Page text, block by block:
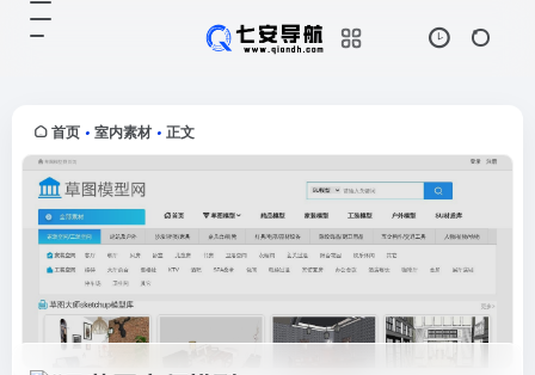
首页 • 室内素材 • 正文
一个高精度实用SU素材库,有上万个
sketchup模型,并且每天更新！让你
更快的找到想要...